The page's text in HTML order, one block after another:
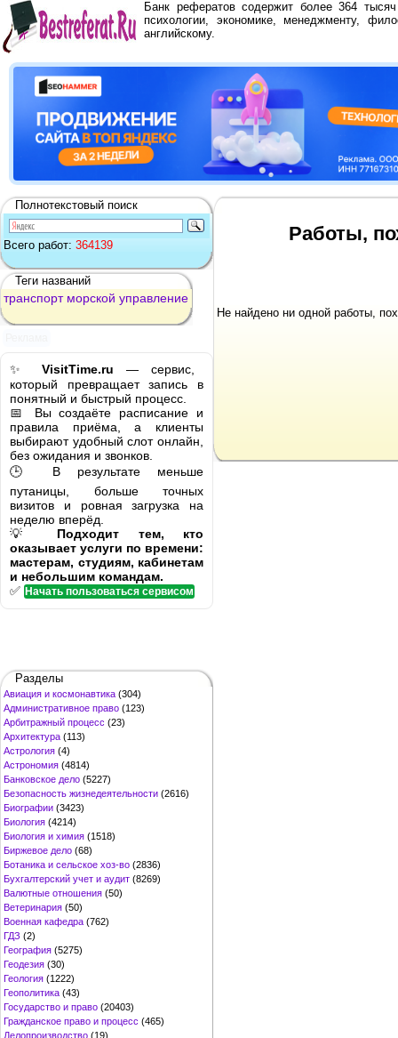
Банк рефератов содержит более 364
психологии, экономике, менеджменту,
английскому.
Полнотекстовый поиск
Всего работ: 364139
Теги названий
транспорт морской управление
✨ VisitTime.ru — сервис,
который превращает запись в
понятный и быстрый процесс.
📅 Вы создаёте расписание и
правила приёма, а клиенты
выбирают удобный слот онлайн,
без ожидания и звонков.
🕒 В результате меньше
путаницы, больше точных
визитов и ровная загрузка на
неделю вперёд.
💡 Подходит тем, кто
оказывает услуги по времени:
мастерам, студиям, кабинетам
и небольшим командам.
✅ Начать пользоваться сервисом
Разделы
Авиация и космонавтика (304)
Административное право (123)
Арбитражный процесс (23)
Архитектура (113)
Астрология (4)
Астрономия (4814)
Банковское дело (5227)
Безопасность жизнедеятельности (2616)
Биографии (3423)
Биология (4214)
Биология и химия (1518)
Биржевое дело (68)
Ботаника и сельское хоз-во (2836)
Бухгалтерский учет и аудит (8269)
Валютные отношения (50)
Ветеринария (50)
Военная кафедра (762)
ГДЗ (2)
География (5275)
Геодезия (30)
Геология (1222)
Геополитика (43)
Государство и право (20403)
Гражданское право и процесс (465)
Делопроизводство (19)
Работы,
Не найдено ни одной работы,